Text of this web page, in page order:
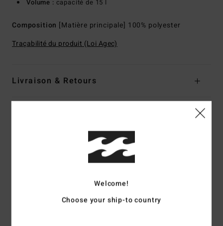
Volume : capacité de 15 l
Composition [Matière principale] 100% polyester
Traçabilité du produit (Loi Agec)
Livraison & Retours
Note moyenne
5.0/5
Welcome!
Choose your ship-to country